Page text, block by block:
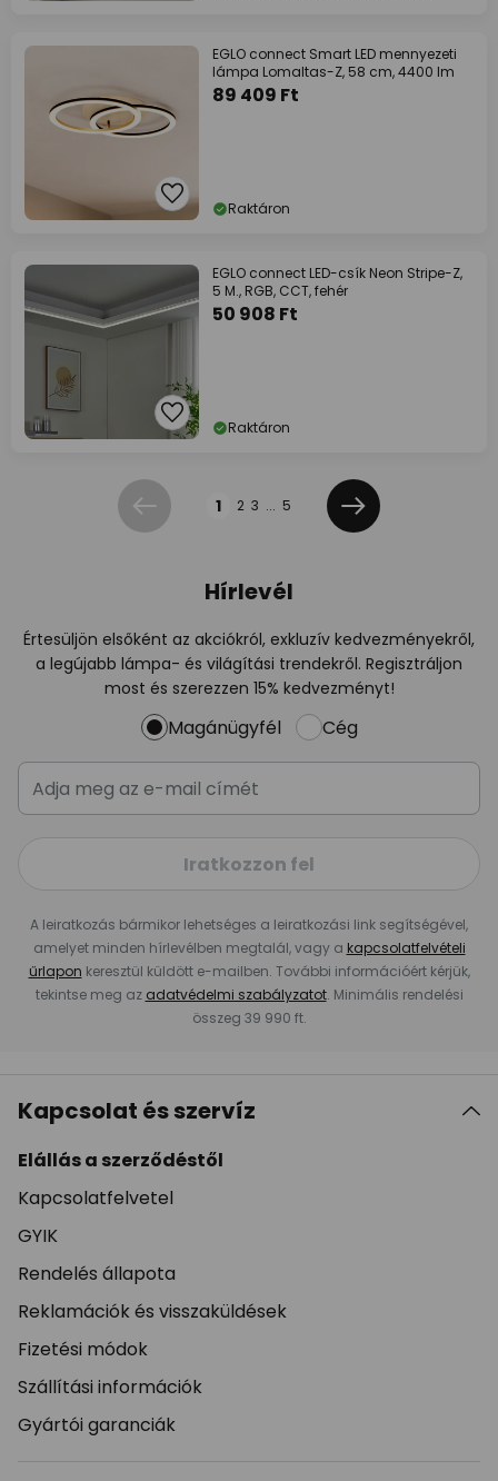
EGLO connect Smart LED mennyezeti
lámpa Lomaltas-Z, 58 cm, 4400 lm
89 409 Ft
Raktáron
EGLO connect LED-csík Neon Stripe-Z,
5 M., RGB, CCT, fehér
50 908 Ft
Raktáron
Előző 1 2 3 ... 5
Következő
Hírlevél
Értesüljön elsőként az akciókról, exkluzív kedvezményekről,
a legújabb lámpa- és világítási trendekről. Regisztráljon
most és szerezzen 15% kedvezményt!
Magánügyfél Cég
Iratkozzon fel
A leiratkozás bármikor lehetséges a leiratkozási link segítségével,
amelyet minden hírlevélben megtalál, vagy a kapcsolatfelvételi
űrlapon keresztül küldött e-mailben. További információért kérjük,
tekintse meg az adatvédelmi szabályzatot. Minimális rendelési
összeg 39 990 ft.
Kapcsolat és szervíz
Elállás a szerződéstől
Kapcsolatfelvetel
GYIK
Rendelés állapota
Reklamációk és visszaküldések
Fizetési módok
Szállítási információk
Gyártói garanciák